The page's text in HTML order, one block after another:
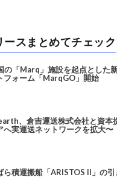
ースまとめてチェック
の「Marq」施設を起点とした
フォーム「MarqGO」開始
、倉吉運送株式会社と資本
へ実運送ネットワークを拡大〜
ら積運搬船「ARISTOS II」の引